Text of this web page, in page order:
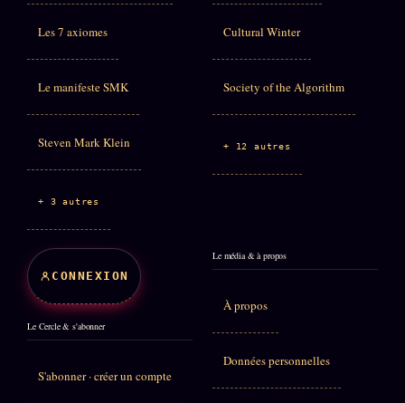
Les 7 axiomes
Le manifeste SMK
Steven Mark Klein
+ 3 autres
Cultural Winter
Society of the Algorithm
+ 12 autres
CONNEXION
Le Cercle & s'abonner
S'abonner · créer un compte
Le média & à propos
À propos
Données personnelles